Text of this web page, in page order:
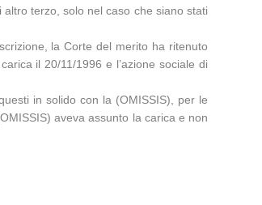
terzo, solo nel caso che siano stati
la Corte del merito ha ritenuto
il 20/11/1996 e l’azione sociale di
in solido con la (OMISSIS), per le
aveva assunto la carica e non